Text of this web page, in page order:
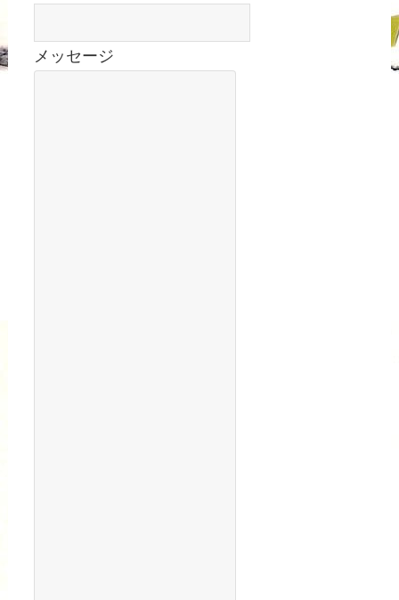
メッセージ